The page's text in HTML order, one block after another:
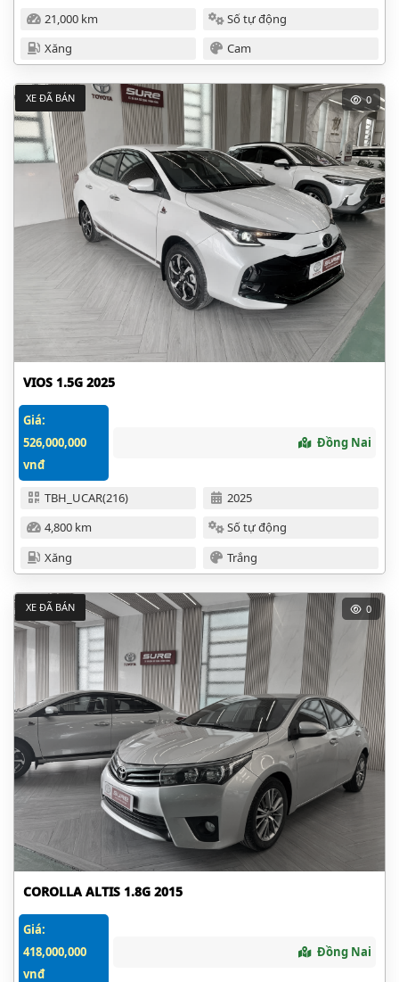
21,000 km
Số tự động
Xăng
Cam
VIOS 1.5G 2025
Giá:
526,000,000
vnđ
Đồng Nai
TBH_UCAR(216)
2025
4,800 km
Số tự động
Xăng
Trắng
XE ĐÃ BÁN 0
COROLLA ALTIS 1.8G 2015
Giá:
418,000,000
vnđ
Đồng Nai
XE ĐÃ BÁN 0